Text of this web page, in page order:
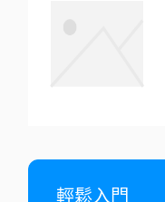
輕鬆入門